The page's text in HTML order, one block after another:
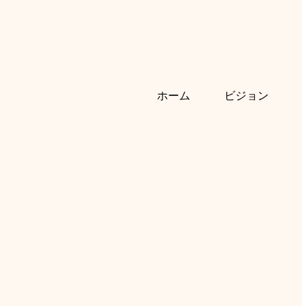
ホーム ビジョン